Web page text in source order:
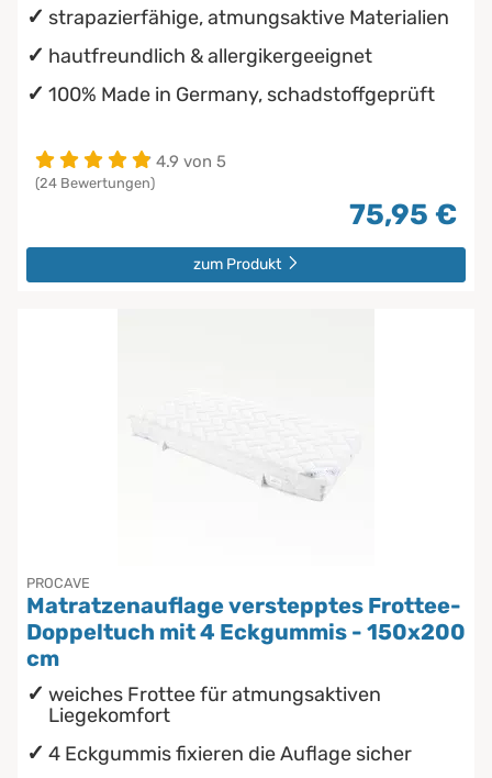
strapazierfähige, atmungsaktive Materialien
hautfreundlich & allergikergeeignet
100% Made in Germany, schadstoffgeprüft
4.9 von 5
(24 Bewertungen)
75,95 €
zum Produkt
PROCAVE
Matratzenauflage verstepptes Frottee-
Doppeltuch mit 4 Eckgummis - 150x200
cm
weiches Frottee für atmungsaktiven
Liegekomfort
4 Eckgummis fixieren die Auflage sicher